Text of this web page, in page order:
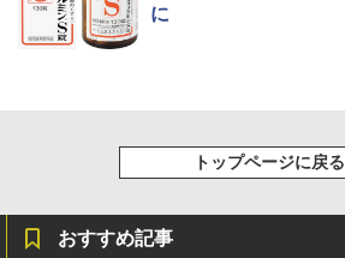
に
トップページに戻る
おすすめ記事